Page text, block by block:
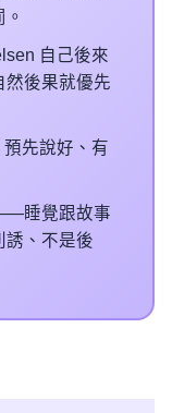
自己後來
然後果就優先
先說好、有
睡覺跟故事
誘、不是後